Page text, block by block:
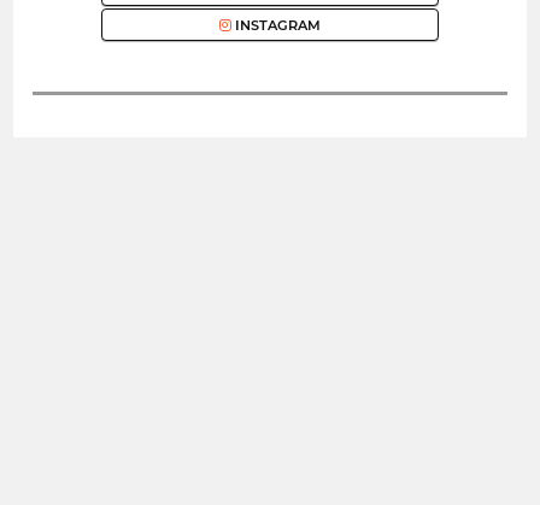
INSTAGRAM